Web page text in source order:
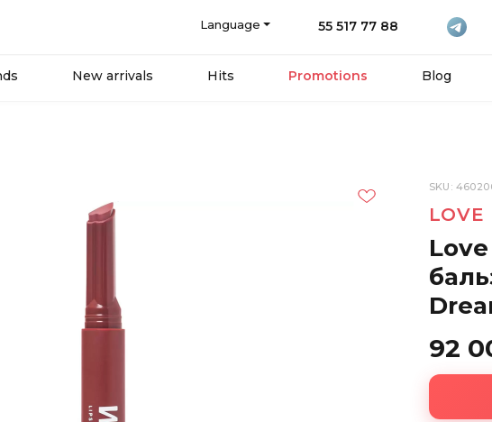
Language 55 517 77 88
New arrivals Hits Promotions Blog
SKU:
LOVE
92